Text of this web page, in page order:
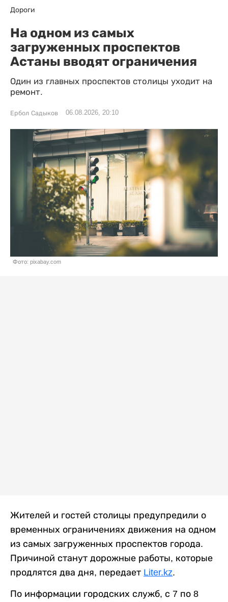
Дороги
На одном из самых
загруженных проспектов
Астаны вводят ограничения
Один из главных проспектов столицы уходит на
ремонт.
Ербол Садыков 06.08.2026, 20:10
Фото: pixabay.com
Жителей и гостей столицы предупредили о
временных ограничениях движения на одном
из самых загруженных проспектов города.
Причиной станут дорожные работы, которые
продлятся два дня, передает Liter.kz.
По информации городских служб, с 7 по 8